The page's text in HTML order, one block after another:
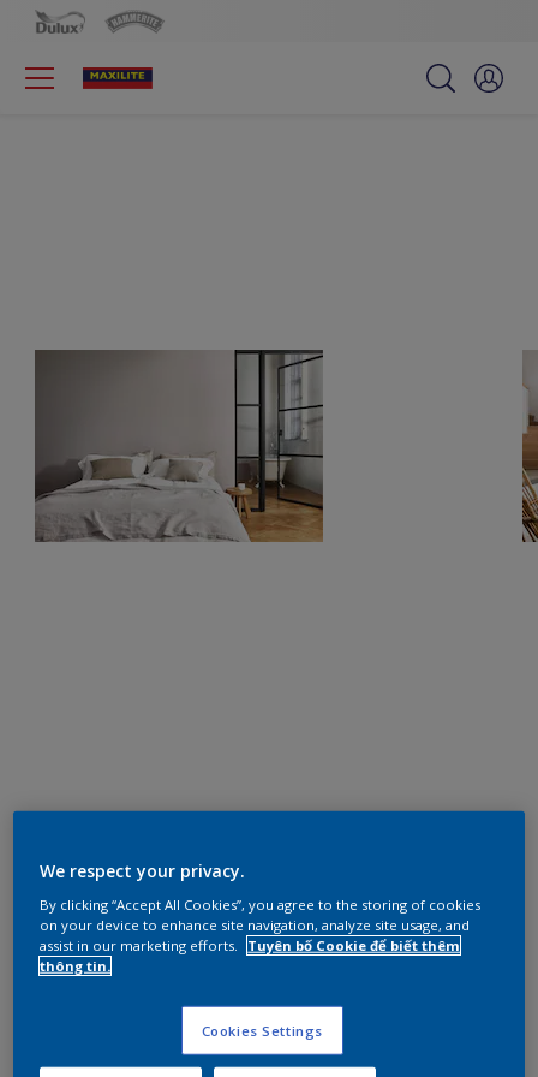
We respect your privacy.
By clicking “Accept All Cookies”, you agree to the storing of cookies
on your device to enhance site navigation, analyze site usage, and
assist in our marketing efforts.
Tuyên bố Cookie để biết thêm
thông tin.
Cookies Settings